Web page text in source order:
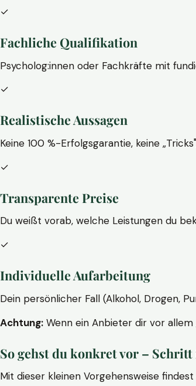
✓
Fachliche Qualifikation
Psycholog:innen oder Fachkräfte mit
✓
Realistische Aussagen
Keine 100 %-Erfolgsgarantie, keine
✓
Transparente Preise
Du weißt vorab, welche Leistungen du
✓
Individuelle Aufarbeitung
Dein persönlicher Fall (Alkohol, Drogen,
Achtung: Wenn ein Anbieter dir vor
So gehst du konkret vor –
Mit dieser kleinen Vorgehensweise